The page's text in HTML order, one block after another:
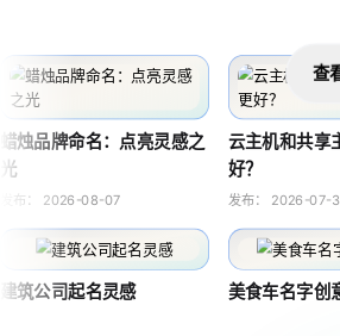
查
蜡烛品牌命名：点亮灵感之
光
发布： 2026-08-07
建筑公司起名灵感
云主机和共享
好？
发布： 2026-07-
美食车名字创